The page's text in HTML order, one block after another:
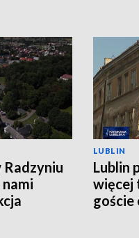
LUBLIN
Lublin
więcej
goście